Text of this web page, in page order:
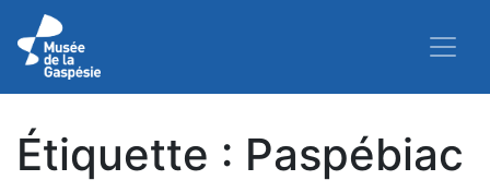
Étiquette : Paspébiac